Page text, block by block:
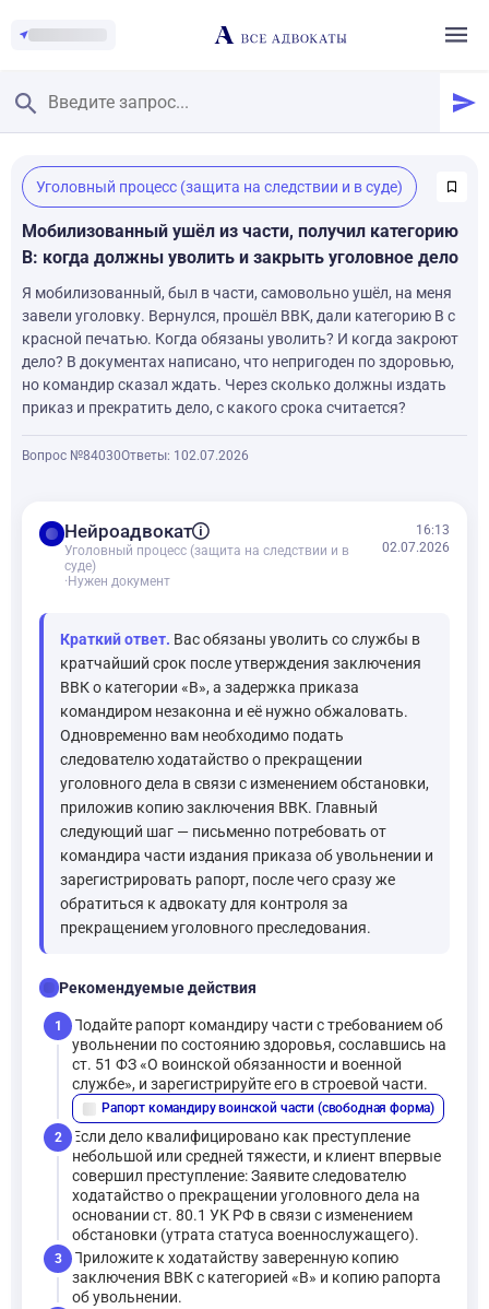
Главная
/
Смотреть заданные вопросы
/
Задать вопрос
Уголовный процесс (защита на следствии и в суде)
Мобилизованный ушёл из части, получил категорию
В: когда должны уволить и закрыть уголовное дело
Я мобилизованный, был в части, самовольно ушёл, на меня
завели уголовку. Вернулся, прошёл ВВК, дали категорию В с
красной печатью. Когда обязаны уволить? И когда закроют
дело? В документах написано, что непригоден по здоровью,
но командир сказал ждать. Через сколько должны издать
приказ и прекратить дело, с какого срока считается?
Вопрос №84030Ответы: 1 02.07.2026
balanceНейроадвокат
Уголовный процесс (защита на следствии и в
суде)
· Нужен документ
16:13
02.07.2026
Краткий ответ. Вас обязаны уволить со службы в
кратчайший срок после утверждения заключения
ВВК о категории «В», а задержка приказа
командиром незаконна и её нужно обжаловать.
Одновременно вам необходимо подать
следователю ходатайство о прекращении
уголовного дела в связи с изменением обстановки,
приложив копию заключения ВВК. Главный
следующий шаг — письменно потребовать от
командира части издания приказа об увольнении и
зарегистрировать рапорт, после чего сразу же
обратиться к адвокату для контроля за
прекращением уголовного преследования.
checklistРекомендуемые действия
1
Подайте рапорт командиру части с требованием об
увольнении по состоянию здоровья, сославшись на
ст. 51 ФЗ «О воинской обязанности и военной
службе», и зарегистрируйте его в строевой части.
Рапорт командиру воинской части (свободная форма)
2
Если дело квалифицировано как преступление
небольшой или средней тяжести, и клиент впервые
совершил преступление: Заявите следователю
ходатайство о прекращении уголовного дела на
основании ст. 80.1 УК РФ в связи с изменением
обстановки (утрата статуса военнослужащего).
3
Приложите к ходатайству заверенную копию
заключения ВВК с категорией «В» и копию рапорта
об увольнении.